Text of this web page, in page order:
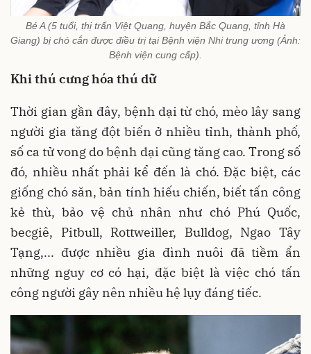
Bé A (5 tuổi, thị trấn Việt Quang, huyện Bắc Quang, tỉnh Hà
Giang) bị chó cắn được điều trị tại Bệnh viện Nhi trung ương (Ảnh:
Bệnh viện cung cấp).
Khi thú cưng hóa thú dữ
Thời gian gần đây, bệnh dại từ chó, mèo lây sang
người gia tăng đột biến ở nhiều tỉnh, thành phố,
số ca tử vong do bệnh dại cũng tăng cao. Trong số
đó, nhiều nhất phải kể đến là chó. Đặc biệt, các
giống chó săn, bản tính hiếu chiến, biết tấn công
kẻ thù, bảo vệ chủ nhân như chó Phú Quốc,
becgiê, Pitbull, Rottweiller, Bulldog, Ngao Tây
Tạng,... được nhiều gia đình nuôi đã tiềm ẩn
những nguy cơ có hại, đặc biệt là việc chó tấn
công người gây nên nhiều hệ lụy đáng tiếc.